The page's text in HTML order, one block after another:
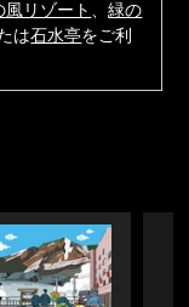
風リゾート 、緑の
は石水亭をご利